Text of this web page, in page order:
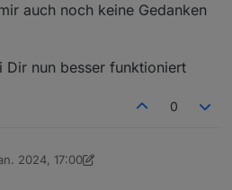
auch noch keine Gedanken
Dir nun besser funktioniert
0
2024, 17:00
Mr. Burns1. Feb. 2024, 23:36